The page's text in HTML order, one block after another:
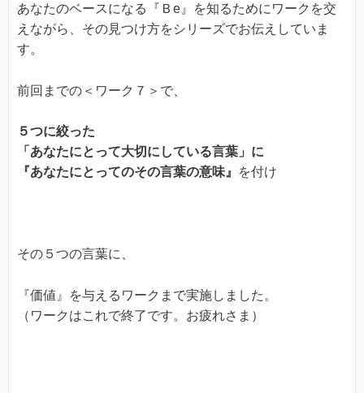
あなたのベースになる『Ｂe』を知るためにワークを交
えながら、その見つけ方をシリーズでお伝えしていま
す。
前回までの＜ワーク７＞で、
５つに絞った
「あなたにとって大切にしている言葉」に
『あなたにとってのその言葉の意味』
を付け
その５つの言葉に、
『価値』を与えるワークまで実施しました。
（ワークはこれで終了です。お疲れさま）